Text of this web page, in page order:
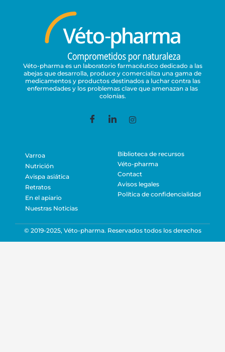
Véto-pharma es un laboratorio farmacéutico dedicado a las
abejas que desarrolla, produce y comercializa una gama de
medicamentos y productos destinados a luchar contra las
enfermedades y los problemas clave que amenazan a las
colonias.
Varroa
Nutrición
Avispa asiática
Retratos
En el apiario
Nuestras Noticias
Biblioteca de recursos
Véto-pharma
Contact
Avisos legales
Política de confidencialidad
© 2019-2025, Véto-pharma. Reservados todos los derechos